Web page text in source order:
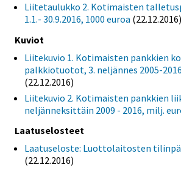
Liitetaulukko 2. Kotimaisten
1.1.- 30.9.2016, 1000 euroa (22.12.2016)
Kuviot
Liitekuvio 1. Kotimaisten pankkien
palkkiotuotot, 3. neljännes 2005-
(22.12.2016)
Liitekuvio 2. Kotimaisten pankkien
neljänneksittäin 2009 - 2016, milj.
Laatuselosteet
Laatuseloste: Luottolaitosten
(22.12.2016)